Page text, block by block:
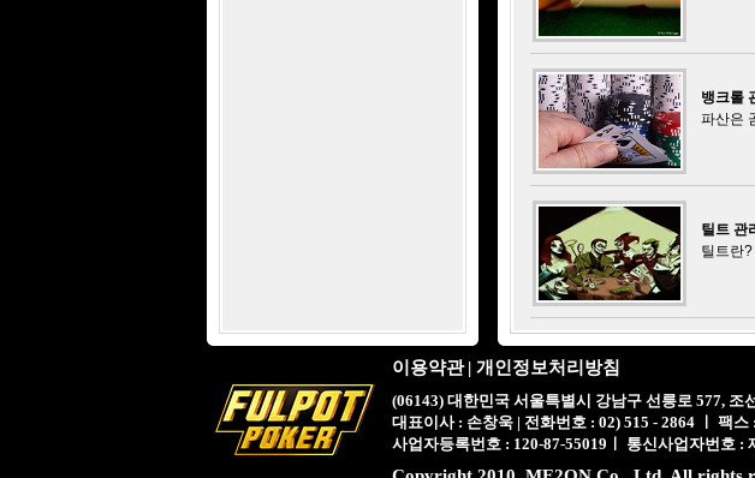
뱅크롤
파산은
틸트 관
틸트란
이용약관 | 개인정보처리방침
(06143) 대한민국 서울특별시 강남구 선릉로 577, 조
대표이사 : 손창욱 | 전화번호 : 02) 515 - 2864 ㅣ 팩스
사업자등록번호 : 120-87-55019ㅣ 통신사업자번호 :